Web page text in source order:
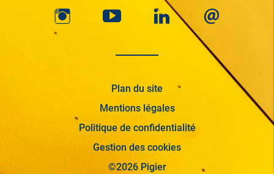
Plan du site
Mentions légales
Politique de confidentialité
Gestion des cookies
©2026 Pigier